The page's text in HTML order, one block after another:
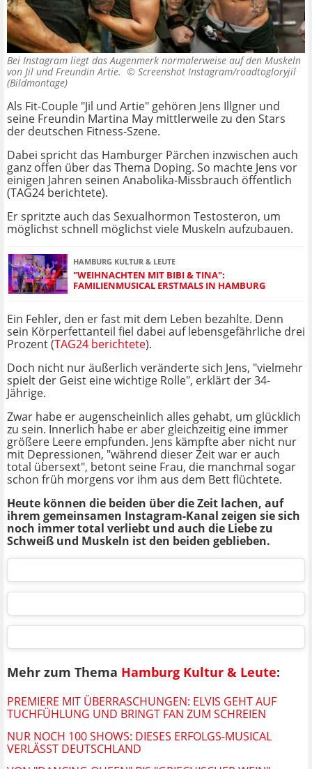
Bei Instagram liegt das Augenmerk normalerweise auf den Muskeln
von Jil und Freundin Artie. © Screenshot Instagram/roadtogloryjil
(Bildmontage)
Als Fit-Couple "Jil und Artie" gehören Jens Illgner und
seine Freundin Martina May mittlerweile zu den Stars
der deutschen Fitness-Szene.
Dabei spricht das Hamburger Pärchen inzwischen auch
ganz offen über das Thema Doping. So machte Jens vor
einigen Jahren seinen Anabolika-Missbrauch öffentlich
(TAG24 berichtete).
Er spritzte auch das Sexualhormon Testosteron, um
möglichst schnell möglichst viele Muskeln aufzubauen.
HAMBURG KULTUR & LEUTE
"WEIHNACHTEN MIT BIBI & TINA":
FAMILIENMUSICAL ERSTMALS IN HAMBURG
Ein Fehler, den er fast mit dem Leben bezahlte. Denn
sein Körperfettanteil fiel dabei auf lebensgefährliche drei
Prozent (TAG24 berichtete).
Doch nicht nur äußerlich veränderte sich Jens, "vielmehr
spielt der Geist eine wichtige Rolle", erklärt der 34-
Jährige.
Zwar habe er augenscheinlich alles gehabt, um glücklich
zu sein. Innerlich habe er aber gleichzeitig eine immer
größere Leere empfunden. Jens kämpfte aber nicht nur
mit Depressionen, "während dieser Zeit war er auch
total übersext", betont seine Frau, die manchmal sogar
schon früh morgens vor ihm aus dem Bett flüchtete.
Heute können die beiden über die Zeit lachen, auf
ihrem gemeinsamen Instagram-Kanal zeigen sie sich
noch immer total verliebt und auch die Liebe zu
Schweiß und Muskeln ist den beiden geblieben.
Mehr zum Thema Hamburg Kultur & Leute:
PREMIERE MIT ÜBERRASCHUNGEN: ELVIS GEHT AUF
TUCHFÜHLUNG UND BRINGT FAN ZUM SCHREIEN
NUR NOCH 100 SHOWS: DIESES ERFOLGS-MUSICAL
VERLÄSST DEUTSCHLAND